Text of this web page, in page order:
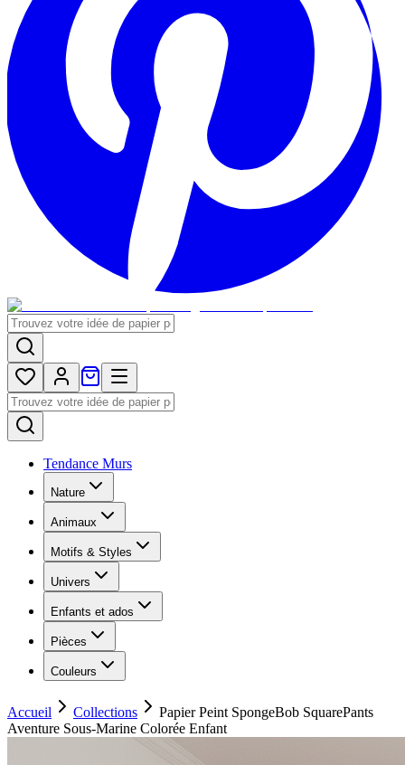
Tendance Murs
Nature
Animaux
Motifs & Styles
Univers
Enfants et ados
Pièces
Couleurs
Accueil Collections
Papier Peint SpongeBob SquarePants
Aventure Sous-Marine Colorée Enfant